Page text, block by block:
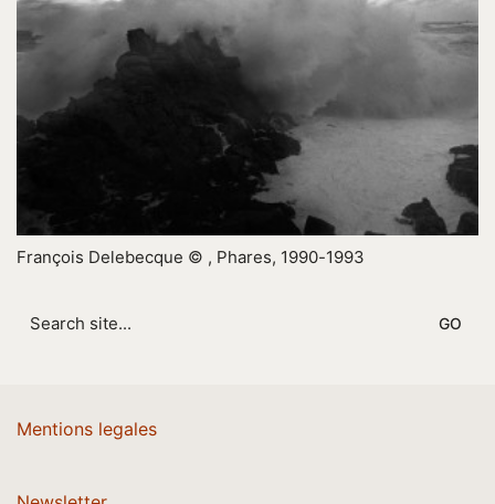
François Delebecque © , Phares, 1990-1993
for:
Mentions legales